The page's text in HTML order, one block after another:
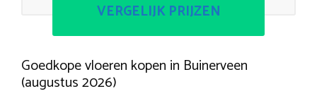
VERGELIJK PRIJZEN
Goedkope vloeren kopen in Buinerveen
(augustus 2026)